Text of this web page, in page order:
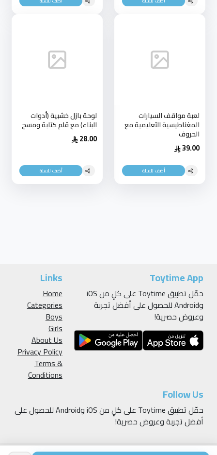
لعبة مواقف السيارات
المغناطيسية التعليمية مع
الحروف
39.00
أضف للسلة
لوحة بازل خشبية (أدوات
البناء) مع قلم كتابة ومسح
28.00
أضف للسلة
Toytime App
حمّل تطبيق Toytime على كلٍ من iOS
وAndroid للحصول على أفضل تجربة
وعروض حصرية!
Links
Home
Categories
Boys
Girls
About Us
Privacy Policy
Terms &
Conditions
Follow Us
حمّل تطبيق Toytime على كلٍ من iOS وAndroid للحصول على
أفضل تجربة وعروض حصرية!